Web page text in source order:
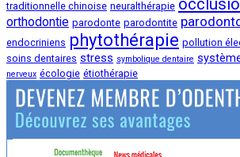
traditionnelle chinoise neuralthérapie
orthodontie parodonte parodontite
endocriniens phytothérapie pollution
soins dentaires stress symbolique dentaire
nerveux écologie étiothérapie